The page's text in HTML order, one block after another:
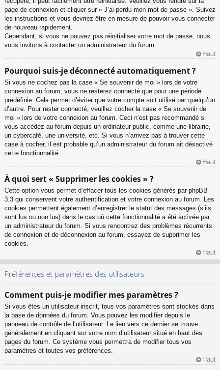
page de connexion et cliquer sur « J’ai perdu mon mot de passe ». Suivez
les instructions et vous devriez être en mesure de pouvoir vous connecter
de nouveau rapidement.
Cependant, si vous ne pouvez pas réinitialiser votre mot de passe, nous
vous invitons à contacter un administrateur du forum.
Haut
Pourquoi suis-je déconnecté automatiquement ?
Si vous ne cochez pas la case « Se souvenir de moi » lors de votre
connexion au forum, vous ne resterez connecté que pour une période
prédéfinie. Cela permet d’éviter que votre compte soit utilisé par quelqu’un
d’autre. Pour rester connecté, veuillez cocher la case « Se souvenir de
moi » lors de votre connexion au forum. Ceci n’est pas recommandé si
vous accédez au forum depuis un ordinateur public, comme une librairie,
un cybercafé, une université, etc. Si vous n’arrivez pas à trouver cette
case à cocher, il est probable qu’un administrateur du forum ait désactivé
cette fonctionnalité.
Haut
À quoi sert « Supprimer les cookies » ?
Cette option vous permet d’effacer tous les cookies générés par phpBB
3.3 qui conservent votre authentification et votre connexion au forum. Les
cookies permettent également d’enregistrer le statut des messages (s’ils
sont lus ou non lus) dans le cas où cette fonctionnalité a été activée par
un administrateur du forum. Si vous rencontrez des problèmes récurrents
de connexion et de déconnexion au forum, essayez de supprimer les
cookies.
Haut
Préférences et paramètres des utilisateurs
Comment puis-je modifier mes paramètres ?
Si vous êtes un utilisateur inscrit, tous vos paramètres sont stockés dans
la base de données du forum. Vous pouvez les modifier depuis le
panneau de contrôle de l’utilisateur. Le lien vers ce dernier se trouve
généralement en cliquant sur votre nom d’utilisateur situé en haut des
pages du forum. Ce système vous permettra de modifier tous vos
paramètres et toutes vos préférences.
Haut